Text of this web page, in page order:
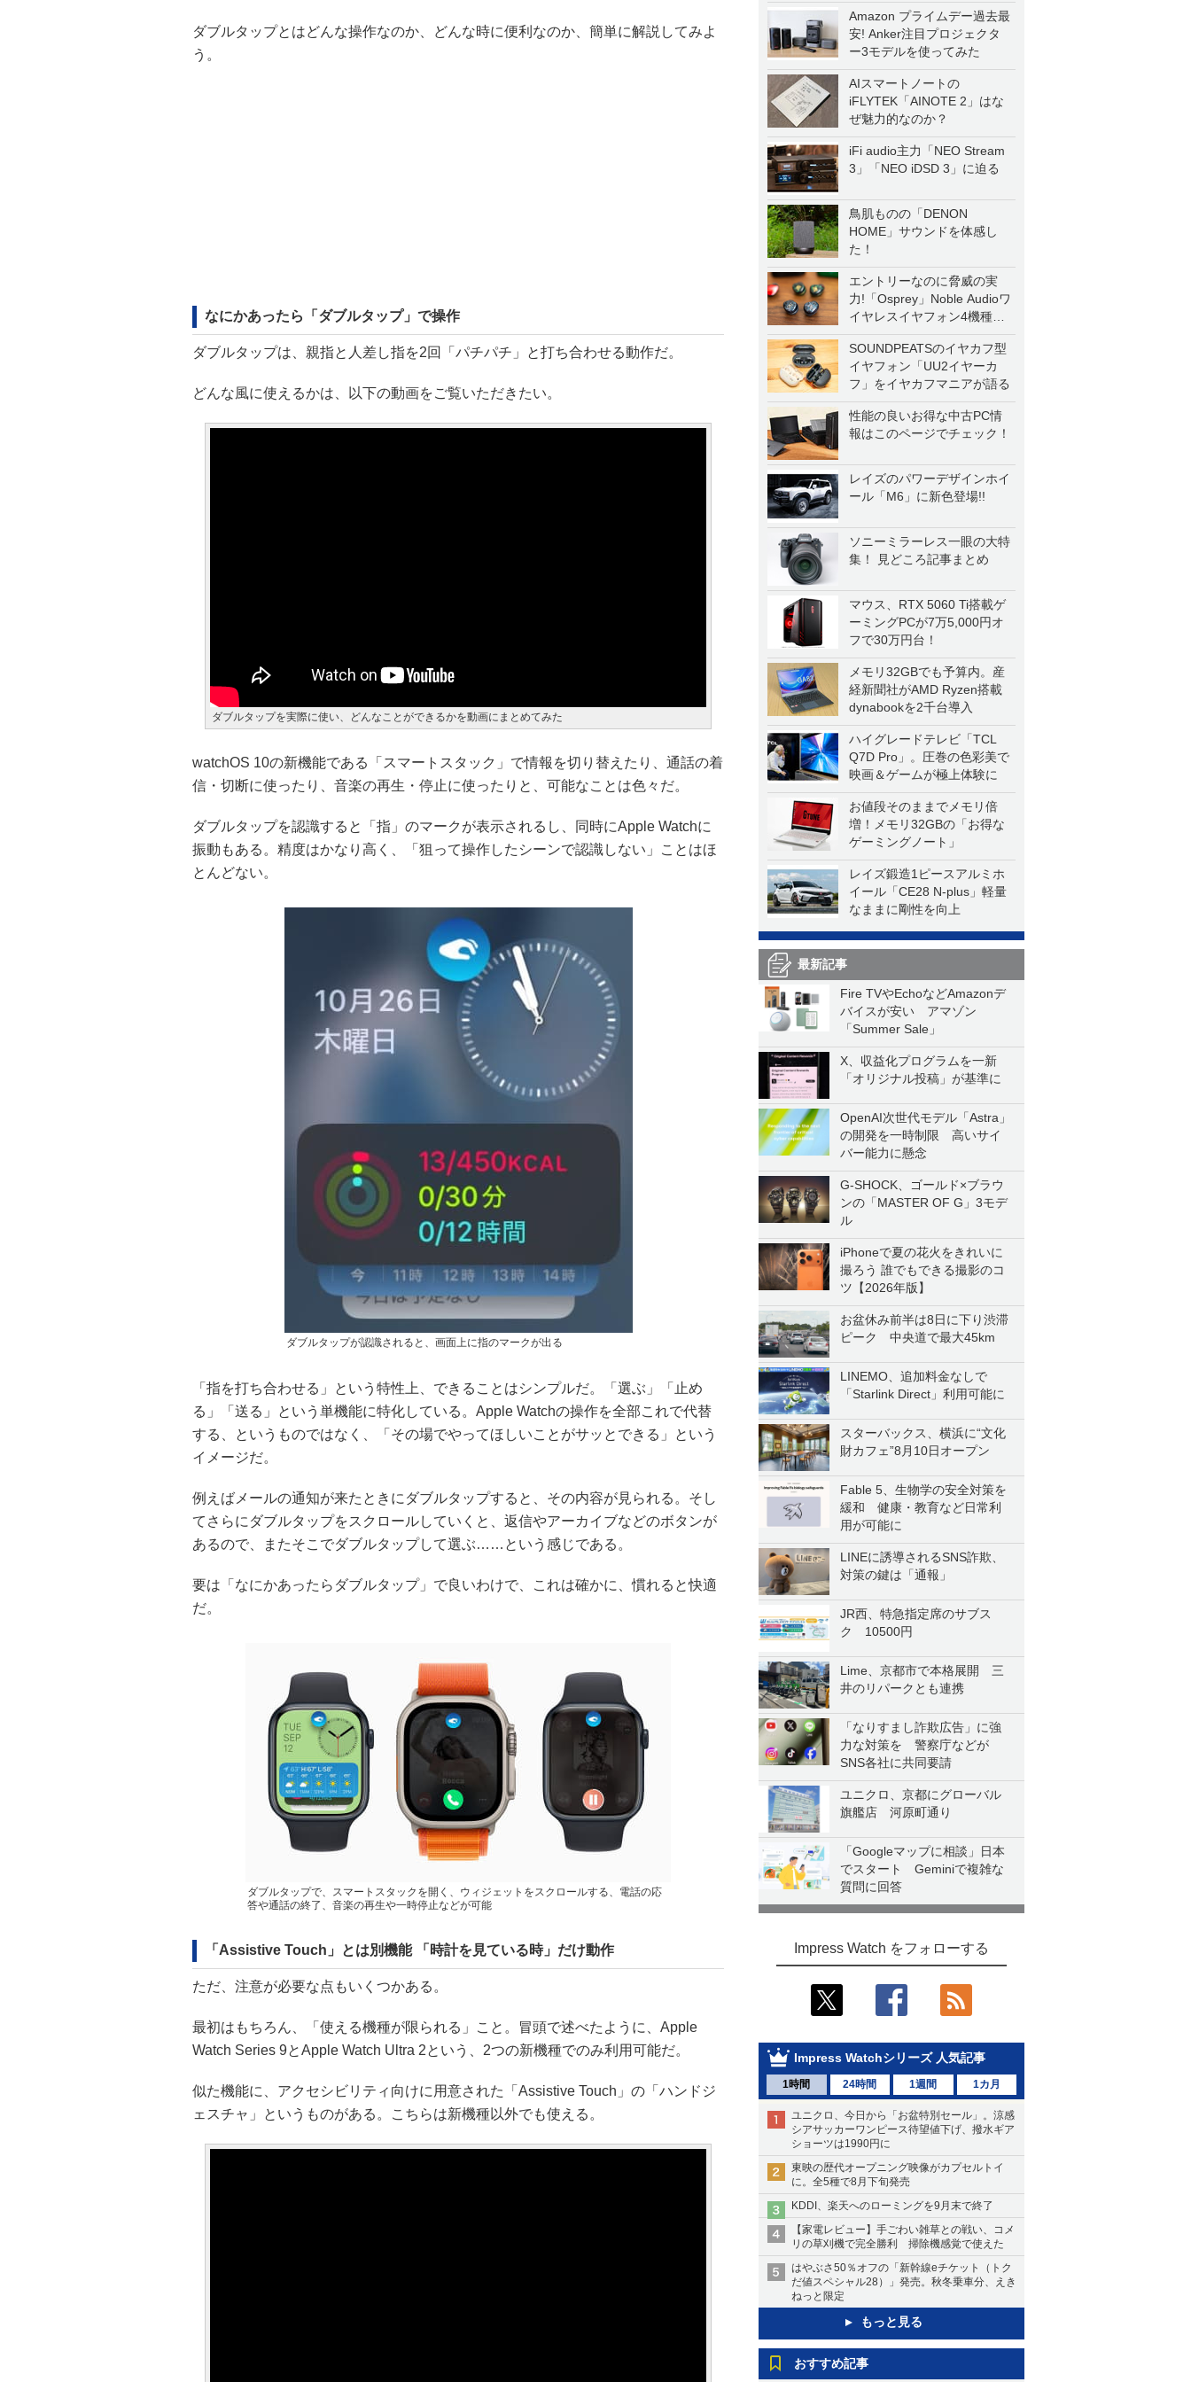
Amazon プライムデー過去最
安! Anker注目プロジェクタ
ー3モデルを使ってみた
AIスマートノートの
iFLYTEK「AINOTE 2」はな
ぜ魅力的なのか？
iFi audio主力「NEO Stream
3」「NEO iDSD 3」に迫る
鳥肌ものの「DENON
HOME」サウンドを体感し
た！
エントリーなのに脅威の実
力!「Osprey」Noble Audioワ
イヤレスイヤフォン4機種を
一気に聴く
SOUNDPEATSのイヤカフ型
イヤフォン「UU2イヤーカ
フ」をイヤカフマニアが語る
性能の良いお得な中古PC情
報はこのページでチェック！
レイズのパワーデザインホイ
ール「M6」に新色登場!!
ソニーミラーレス一眼の大特
集！ 見どころ記事まとめ
マウス、RTX 5060 Ti搭載ゲ
ーミングPCが7万5,000円オ
フで30万円台！
メモリ32GBでも予算内。産
経新聞社がAMD Ryzen搭載
dynabookを2千台導入
ハイグレードテレビ「TCL
Q7D Pro」。圧巻の色彩美で
映画＆ゲームが極上体験に
お値段そのままでメモリ倍
増！メモリ32GBの「お得な
ゲーミングノート」
レイズ鍛造1ピースアルミホ
イール「CE28 N-plus」軽量
なままに剛性を向上
最新記事
Fire TVやEchoなどAmazonデ
バイスが安い アマゾン
「Summer Sale」
X、収益化プログラムを一新
「オリジナル投稿」が基準に
OpenAI次世代モデル「Astra」
の開発を一時制限 高いサイ
バー能力に懸念
G-SHOCK、ゴールド×ブラウ
ンの「MASTER OF G」3モデ
ル
iPhoneで夏の花火をきれいに
撮ろう 誰でもできる撮影のコ
ツ【2026年版】
お盆休み前半は8日に下り渋滞
ピーク 中央道で最大45km
LINEMO、追加料金なしで
「Starlink Direct」利用可能に
スターバックス、横浜に“文化
財カフェ”8月10日オープン
Fable 5、生物学の安全対策を
緩和 健康・教育など日常利
用が可能に
LINEに誘導されるSNS詐欺、
対策の鍵は「通報」
JR西、特急指定席のサブス
ク 10500円
Lime、京都市で本格展開 三
井のリパークとも連携
「なりすまし詐欺広告」に強
力な対策を 警察庁などが
SNS各社に共同要請
ユニクロ、京都にグローバル
旗艦店 河原町通り
「Googleマップに相談」日本
でスタート Geminiで複雑な
質問に回答
Impress Watch をフォローする
Impress Watchシリーズ 人気記事
1時間 24時間 1週間 1カ月
ユニクロ、今日から「お盆特別セール」。涼感
シアサッカーワンピース待望値下げ、撥水ギア
ショーツは1990円に
東映の歴代オープニング映像がカプセルトイ
に。全5種で8月下旬発売
KDDI、楽天へのローミングを9月末で終了
【家電レビュー】手ごわい雑草との戦い、コメ
リの草刈機で完全勝利 掃除機感覚で使えた
はやぶさ50％オフの「新幹線eチケット（トク
だ値スペシャル28）」発売。秋冬乗車分、えき
ねっと限定
もっと見る
おすすめ記事
ダブルタップとはどんな操作なのか、どんな時に便利なのか、簡単に解説してみよ
う。
なにかあったら「ダブルタップ」で操作
ダブルタップは、親指と人差し指を2回「パチパチ」と打ち合わせる動作だ。
どんな風に使えるかは、以下の動画をご覧いただきたい。
ダブルタップを実際に使い、どんなことができるかを動画にまとめてみた
watchOS 10の新機能である「スマートスタック」で情報を切り替えたり、通話の着
信・切断に使ったり、音楽の再生・停止に使ったりと、可能なことは色々だ。
ダブルタップを認識すると「指」のマークが表示されるし、同時にApple Watchに
振動もある。精度はかなり高く、「狙って操作したシーンで認識しない」ことはほ
とんどない。
ダブルタップが認識されると、画面上に指のマークが出る
「指を打ち合わせる」という特性上、できることはシンプルだ。「選ぶ」「止め
る」「送る」という単機能に特化している。Apple Watchの操作を全部これで代替
する、というものではなく、「その場でやってほしいことがサッとできる」という
イメージだ。
例えばメールの通知が来たときにダブルタップすると、その内容が見られる。そし
てさらにダブルタップをスクロールしていくと、返信やアーカイブなどのボタンが
あるので、またそこでダブルタップして選ぶ……という感じである。
要は「なにかあったらダブルタップ」で良いわけで、これは確かに、慣れると快適
だ。
ダブルタップで、スマートスタックを開く、ウィジェットをスクロールする、電話の応
答や通話の終了、音楽の再生や一時停止などが可能
「Assistive Touch」とは別機能 「時計を見ている時」だけ動作
ただ、注意が必要な点もいくつかある。
最初はもちろん、「使える機種が限られる」こと。冒頭で述べたように、Apple
Watch Series 9とApple Watch Ultra 2という、2つの新機種でのみ利用可能だ。
似た機能に、アクセシビリティ向けに用意された「Assistive Touch」の「ハンドジ
ェスチャ」というものがある。こちらは新機種以外でも使える。